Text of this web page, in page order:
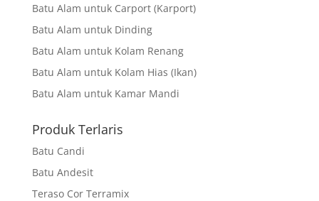
Batu Alam untuk Carport (Karport)
Batu Alam untuk Dinding
Batu Alam untuk Kolam Renang
Batu Alam untuk Kolam Hias (Ikan)
Batu Alam untuk Kamar Mandi
Produk Terlaris
Batu Candi
Batu Andesit
Teraso Cor Terramix